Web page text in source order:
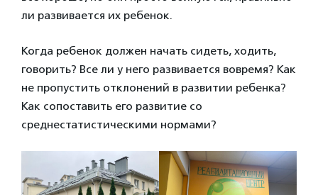
ли развивается их ребенок.
Когда ребенок должен начать сидеть, ходить,
говорить? Все ли у него развивается вовремя? Как
не пропустить отклонений в развитии ребенка?
Как сопоставить его развитие со
среднестатистическими нормами?